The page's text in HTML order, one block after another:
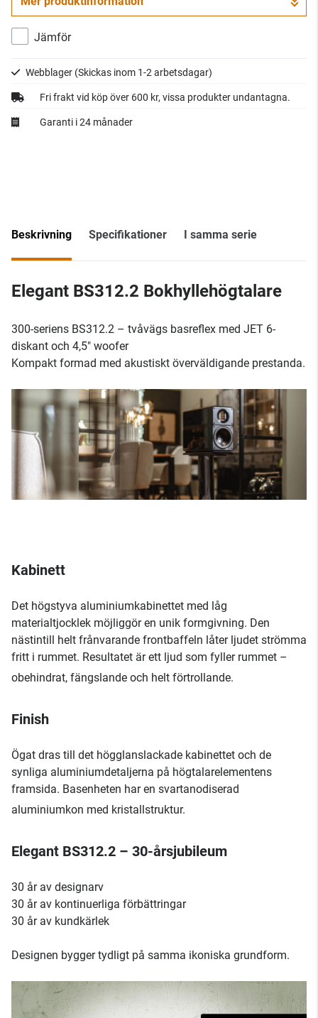
Gå till kassan
Jämför
Webblager (Skickas inom 1-2 arbetsdagar)
Fri frakt vid köp över 600 kr, vissa produkter undantagna.
Garanti i 24 månader
Beskrivning Specifikationer I samma serie
Elegant BS312.2 Bokhyllehögtalare
300-seriens BS312.2 – tvåvägs basreflex med JET 6-
diskant och 4,5" woofer
Kompakt formad med akustiskt överväldigande prestanda.
Kabinett
Det högstyva aluminiumkabinettet med låg
materialtjocklek möjliggör en unik formgivning. Den
nästintill helt frånvarande frontbaffeln låter ljudet strömma
fritt i rummet. Resultatet är ett ljud som fyller rummet –
obehindrat, fängslande och helt förtrollande.
Finish
Ögat dras till det högglanslackade kabinettet och de
synliga aluminiumdetaljerna på högtalarelementens
framsida. Basenheten har en svartanodiserad
aluminiumkon med kristallstruktur.
Elegant BS312.2 – 30-årsjubileum
30 år av designarv
30 år av kontinuerliga förbättringar
30 år av kundkärlek
Designen bygger tydligt på samma ikoniska grundform.